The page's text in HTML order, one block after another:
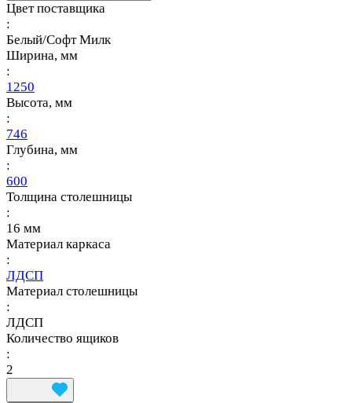
Цвет поставщика
:
Белый/Софт Милк
Ширина, мм
:
1250
Высота, мм
:
746
Глубина, мм
:
600
Толщина столешницы
:
16 мм
Материал каркаса
:
ЛДСП
Материал столешницы
:
ЛДСП
Количество ящиков
:
2